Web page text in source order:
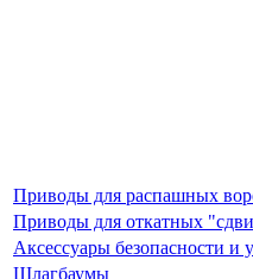
Приводы для распашных
Приводы для откатных
Аксессуары безопасности и
Шлагбаумы